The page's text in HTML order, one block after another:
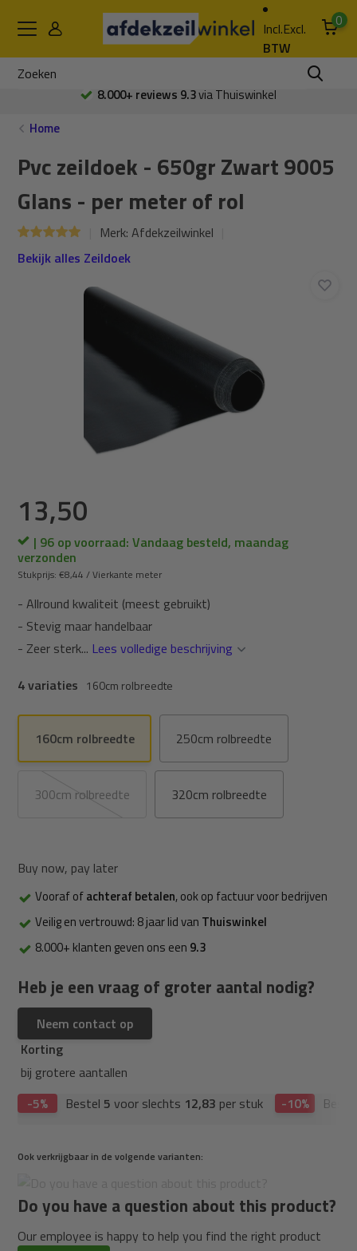
Incl.Excl.
BTW
0
8.000+ reviews 9.3via Thuiswinkel
Home
Pvc zeildoek - 650gr Zwart 9005
Glans - per meter of rol
Merk:Afdekzeilwinkel
Bekijk alles Zeildoek
13,50
| 96 op voorraad: Vandaag besteld, maandag
verzonden
Stukprijs:€8,44 /Vierkante meter
- Allround kwaliteit (meest gebruikt)
- Stevig maar handelbaar
- Zeer sterk... Lees volledige beschrijving
4 variaties 160cm rolbreedte
160cm rolbreedte 250cm rolbreedte
300cm rolbreedte 320cm rolbreedte
Buy now, pay later
Vooraf ofachteraf betalen, ook op factuur voor bedrijven
Veilig en vertrouwd: 8 jaar lid van Thuiswinkel
8.000+ klanten geven ons een 9.3
Heb je een vraag of groter aantal nodig?
Neem contact op
Korting
bij grotere aantallen
-5%
Bestel 5 voor slechts 12,83 per stuk -10%
Ook verkrijgbaar in de volgende varianten:
Do you have a question about this product?
Our employee is happy to help you find the right product